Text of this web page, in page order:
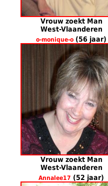
Vrouw zoekt Man
West-Vlaanderen
o-monique-o (56 jaar)
Vrouw zoekt Man
West-Vlaanderen
Annalee17 (52 jaar)